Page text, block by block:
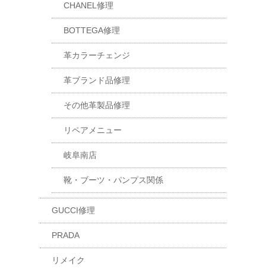
CHANEL修理
BOTTEGA修理
革カラーチェンジ
革ブランド品修理
その他革製品修理
リペアメニュー
岐阜南店
靴・ブーツ・パンプス関係
GUCCI修理
PRADA
リメイク